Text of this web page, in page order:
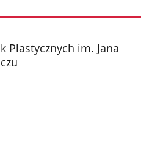
Plastycznych im. Jana